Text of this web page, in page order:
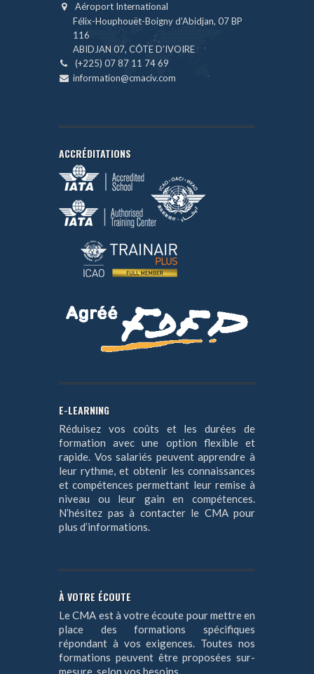
Aéroport International
Félix-Houphouët-Boigny d’Abidjan, 07 BP
116
ABIDJAN 07, CÔTE D’IVOIRE
(+225) 07 87 11 74 69
information@cmaciv.com
ACCRÉDITATIONS
E-LEARNING
Réduisez vos coûts et les durées de
formation avec une option flexible et
rapide. Vos salariés peuvent apprendre à
leur rythme, et obtenir les connaissances
et compétences permettant leur remise à
niveau ou leur gain en compétences.
N’hésitez pas à contacter le CMA pour
plus d’informations.
À VOTRE ÉCOUTE
Le CMA est à votre écoute pour mettre en
place des formations spécifiques
répondant à vos exigences. Toutes nos
formations peuvent être proposées sur-
mesure, selon vos besoins.